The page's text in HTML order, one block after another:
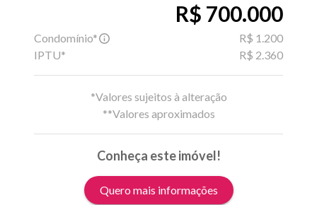
R$ 700.000
Condomínio*
R$ 1.200
IPTU*
R$ 2.360
*Valores sujeitos à alteração
**Valores aproximados
Conheça este imóvel!
Quero mais informações